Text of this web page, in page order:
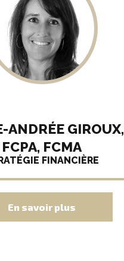
ANDRÉE GIROUX,
FCPA, FCMA
FINANCIÈRE
En savoir plus